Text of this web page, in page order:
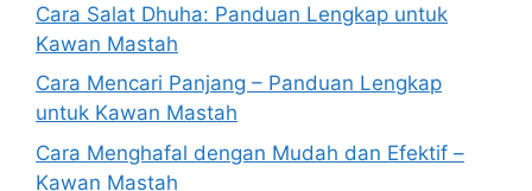
Cara Salat Dhuha: Panduan Lengkap untuk
Kawan Mastah
Cara Mencari Panjang – Panduan Lengkap
untuk Kawan Mastah
Cara Menghafal dengan Mudah dan Efektif –
Kawan Mastah